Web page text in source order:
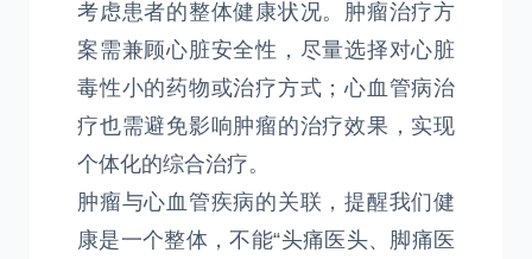
考虑患者的整体健康状况。肿瘤治疗方
案需兼顾心脏安全性，尽量选择对心脏
毒性小的药物或治疗方式；心血管病治
疗也需避免影响肿瘤的治疗效果，实现
个体化的综合治疗。
肿瘤与心血管疾病的关联，提醒我们健
康是一个整体，不能“头痛医头、脚痛医